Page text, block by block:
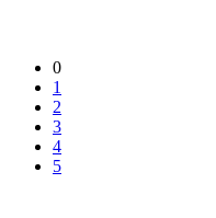
0
1
2
3
4
5